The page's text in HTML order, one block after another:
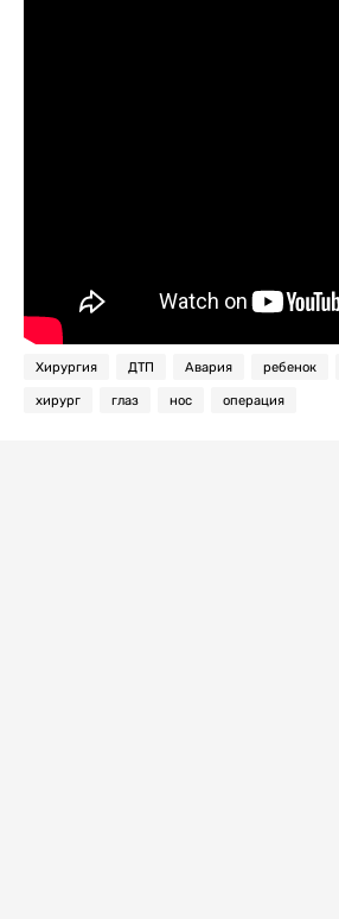
Хирургия ДТП Авария ребенок
хирург глаз нос операция